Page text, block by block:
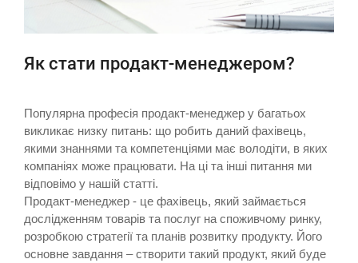
Як стати продакт-менеджером?
Популярна професія продакт-менеджер у багатьох
викликає низку питань: що робить даний фахівець,
якими знаннями та компетенціями має володіти, в яких
компаніях може працювати. На ці та інші питання ми
відповімо у нашій статті.
Продакт-менеджер - це фахівець, який займається
дослідженням товарів та послуг на споживчому ринку,
розробкою стратегії та планів розвитку продукту. Його
основне завдання – створити такий продукт, який буде